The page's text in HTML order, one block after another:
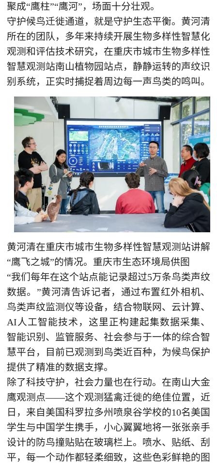
聚成“鹰柱”“鹰河”，场面十分壮观。
守护候鸟迁徙通道，就是守护生态平衡。黄河清
所在的团队，多年来持续开展生物多样性智慧化
观测和评估技术研究，在重庆市城市生物多样性
智慧观测站南山植物园站点，静静运转的声纹识
别系统，正实时捕捉着周边每一声鸟类的鸣叫。
黄河清在重庆市城市生物多样性智慧观测站讲解
“鹰飞之城”的情况。重庆市生态环境局供图
“我们每年在这个站点能记录超过5万条鸟类声纹
数据。”黄河清告诉记者，通过布置红外相机、
鸟类声纹监测仪等设备，结合物联网、云计算、
AI人工智能技术，这里正构建起集数据采集、
智能识别、监管服务、社会参与于一体的综合智
慧平台，目前已观测到鸟类近百种，为候鸟保护
提供了精准的数据支撑。
除了科技守护，社会力量也在行动。在南山大金
鹰观测点——这个观测猛禽迁徙的绝佳位置，近
日，来自美国科罗拉多州喷泉谷学校的10名美国
学生与中国学生携手，小心翼翼地将一张张亲手
设计的防鸟撞贴贴在玻璃栏上。喷水、贴纸、刮
平，每一个动作都轻柔细致，这些色彩鲜艳的图